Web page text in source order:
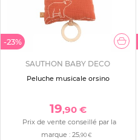
-23%
SAUTHON BABY DECO
Peluche musicale orsino
19,90 €
Prix de vente conseillé par la
marque :25,90 €